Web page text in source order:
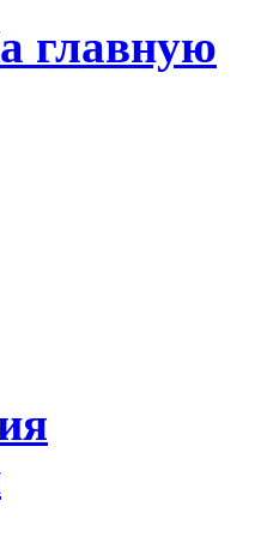
главную